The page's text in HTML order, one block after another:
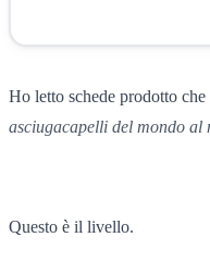
Ho letto schede prodotto
asciugacapelli del mondo al
Questo è il livello.